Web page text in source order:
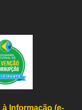
Informação (e-